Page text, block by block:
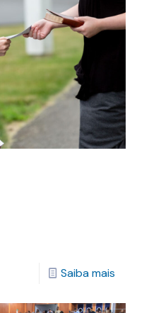
Saiba mais